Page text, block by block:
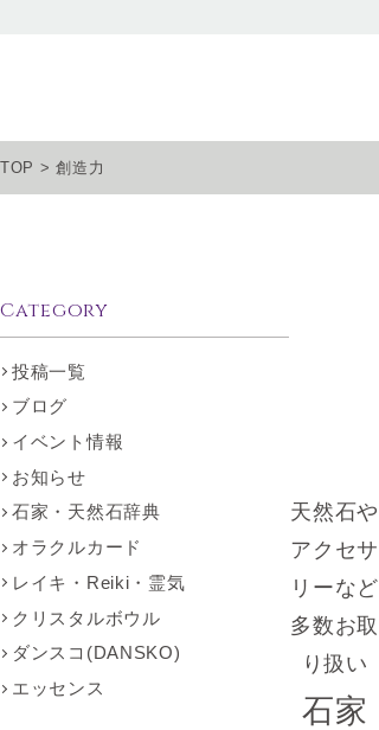
TOP >創造力
Category
投稿一覧
ブログ
イベント情報
お知らせ
石家・天然石辞典
オラクルカード
レイキ・Reiki・霊気
クリスタルボウル
ダンスコ(DANSKO)
エッセンス
天然石や
アクセサ
リーなど
多数お取
り扱い
石家